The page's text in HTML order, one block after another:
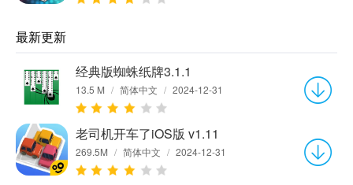
最新更新
经典版蜘蛛纸牌3.1.1
13.5 M / 简体中文 / 2024-12-31
老司机开车了iOS版 v1.11
269.5M / 简体中文 / 2024-12-31